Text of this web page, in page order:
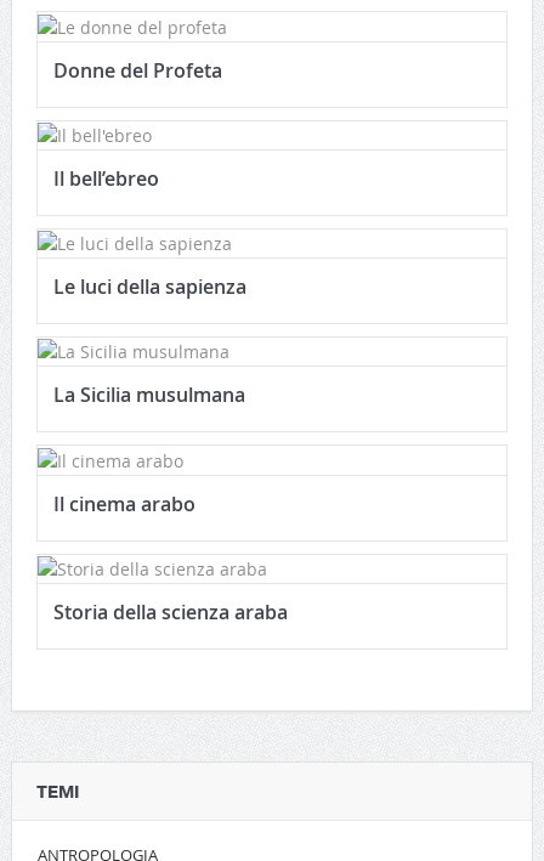
Donne del Profeta
Il bell’ebreo
Le luci della sapienza
La Sicilia musulmana
Il cinema arabo
Storia della scienza araba
TEMI
ANTROPOLOGIA